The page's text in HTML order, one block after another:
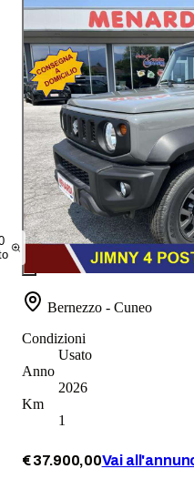
Bernezzo - Cuneo
Condizioni
Usato
Anno
2026
Km
1
€37.900,00Vai